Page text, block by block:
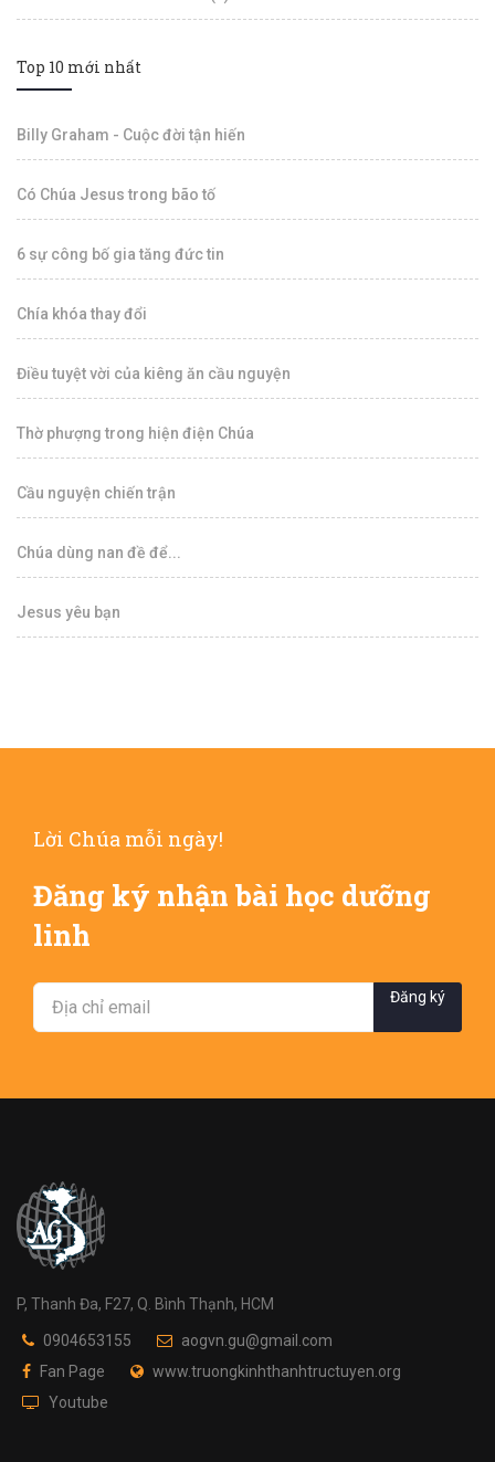
Top 10 mới nhất
Billy Graham - Cuộc đời tận hiến
Có Chúa Jesus trong bão tố
6 sự công bố gia tăng đức tin
Chía khóa thay đổi
Điều tuyệt vời của kiêng ăn cầu nguyện
Thờ phượng trong hiện điện Chúa
Cầu nguyện chiến trận
Chúa dùng nan đề để...
Jesus yêu bạn
Lời Chúa mỗi ngày!
Đăng ký nhận bài học dưỡng
linh
Đăng ký
P, Thanh Đa, F27, Q. Bình Thạnh, HCM
0904653155
aogvn.gu@gmail.com
Fan Page
www.truongkinhthanhtructuyen.org
Youtube